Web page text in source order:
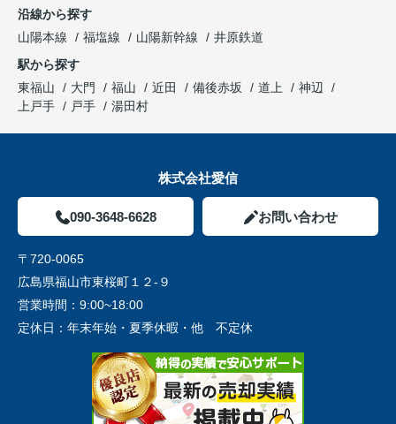
沿線から探す
山陽本線
福塩線 山陽新幹線
井原鉄道
駅から探す
東福山
大門 福山 近田 備後赤坂 道上
神辺
上戸手
戸手 湯田村
株式会社愛信
090-3648-6628 お問い合わせ
〒720-0065
広島県福山市東桜町１２-９
営業時間： 9:00~18:00
定休日： 年末年始・夏季休暇・他 不定休